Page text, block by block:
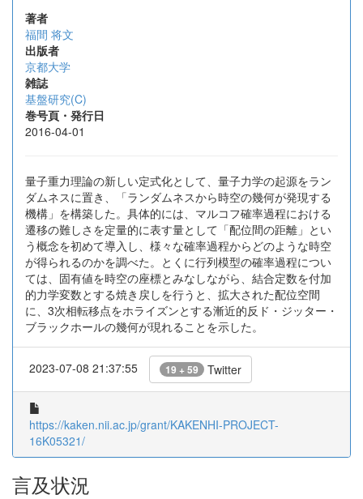
著者
福間 将文
出版者
京都大学
雑誌
基盤研究(C)
巻号頁・発行日
2016-04-01
量子重力理論の新しい定式化として、量子力学の起源をラン
ダムネスに置き、「ランダムネスから時空の幾何が発現する
機構」を構築した。具体的には、マルコフ確率過程における
遷移の難しさを定量的に表す量として「配位間の距離」とい
う概念を初めて導入し、様々な確率過程からどのような時空
が得られるのかを調べた。とくに行列模型の確率過程につい
ては、固有値を時空の座標とみなしながら、結合定数を付加
的力学変数とする焼き戻しを行うと、拡大された配位空間
に、3次相転移点をホライズンとする漸近的反ド・ジッター・
ブラックホールの幾何が現れることを示した。
2023-07-08 21:37:55 19 + 59 Twitter
https://kaken.nii.ac.jp/grant/KAKENHI-PROJECT-
16K05321/
言及状況